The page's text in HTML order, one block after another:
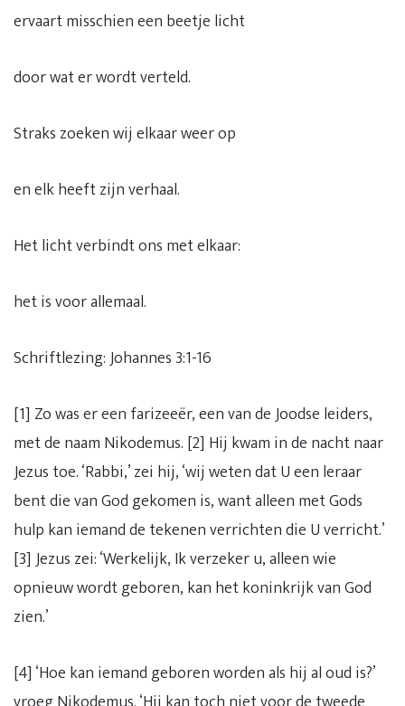
ervaart misschien een beetje licht
door wat er wordt verteld.
Straks zoeken wij elkaar weer op
en elk heeft zijn verhaal.
Het licht verbindt ons met elkaar:
het is voor allemaal.
Schriftlezing: Johannes 3:1-16
[1] Zo was er een farizeeër, een van de Joodse leiders,
met de naam Nikodemus. [2] Hij kwam in de nacht naar
Jezus toe. ‘Rabbi,’ zei hij, ‘wij weten dat U een leraar
bent die van God gekomen is, want alleen met Gods
hulp kan iemand de tekenen verrichten die U verricht.’
[3] Jezus zei: ‘Werkelijk, Ik verzeker u, alleen wie
opnieuw wordt geboren, kan het koninkrijk van God
zien.’
[4] ‘Hoe kan iemand geboren worden als hij al oud is?’